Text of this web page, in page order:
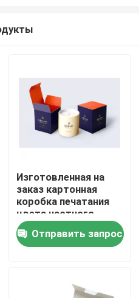
Изготовленная на
заказ картонная
коробка печатания
цвета частного
бренда складная для
свечиОтправить запрос